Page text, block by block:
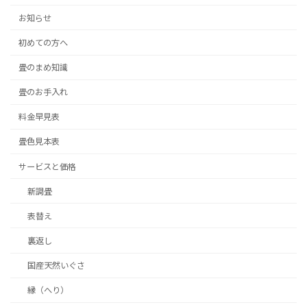
お知らせ
初めての方へ
畳のまめ知識
畳のお手入れ
料金早見表
畳色見本表
サービスと価格
新調畳
表替え
裏返し
国産天然いぐさ
縁（へり）